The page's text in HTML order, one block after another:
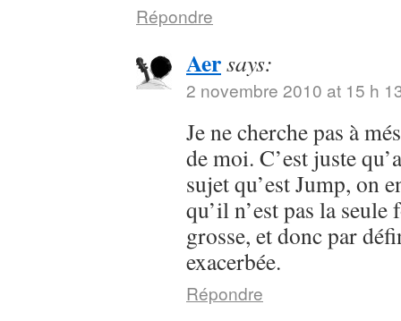
Répondre
Aersays:
2 novembre 2010 at 15 h
Je ne cherche pas à
de moi. C’est juste
sujet qu’est Jump, on
qu’il n’est pas la
grosse, et donc par
exacerbée.
Répondre